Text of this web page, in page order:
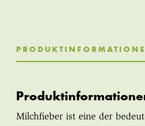
Milchfieber ist eine der